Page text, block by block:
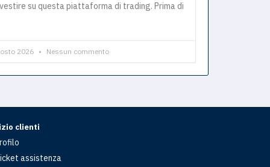
su questa piattaforma di trading. Prima di
2026 Nessun commento
clienti
assistenza